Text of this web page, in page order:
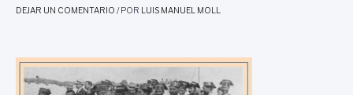
DEJAR UN COMENTARIO / POR LUIS MANUEL MOLL